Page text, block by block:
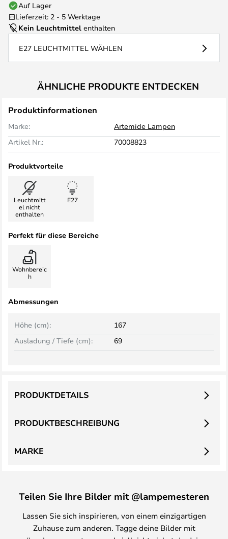
Auf Lager
Lieferzeit: 2 - 5 Werktage
Kein Leuchtmittel enthalten
E27 LEUCHTMITTEL WÄHLEN
ÄHNLICHE PRODUKTE ENTDECKEN
Produktinformationen
Marke:
Artemide Lampen
Artikel Nr.:
70008823
Produktvorteile
Leuchtmitt
el nicht
enthalten
E27
Perfekt für diese Bereiche
Wohnbereic
h
Abmessungen
Höhe (cm):
167
Ausladung / Tiefe (cm):
69
PRODUKTBESCHREIBUNG
PRODUKTDETAILS
MARKE
Teilen Sie Ihre Bilder mit @lampemesteren
Lassen Sie sich inspirieren, von einem einzigartigen
Zuhause zum anderen. Tagge deine Bilder mit